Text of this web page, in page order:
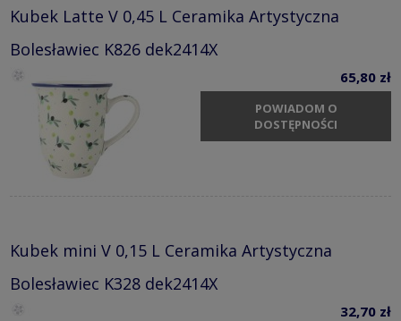
Kubek Latte V 0,45 L Ceramika Artystyczna
Bolesławiec K826 dek2414X
65,80 zł
POWIADOM O
DOSTĘPNOŚCI
Kubek mini V 0,15 L Ceramika Artystyczna
Bolesławiec K328 dek2414X
32,70 zł